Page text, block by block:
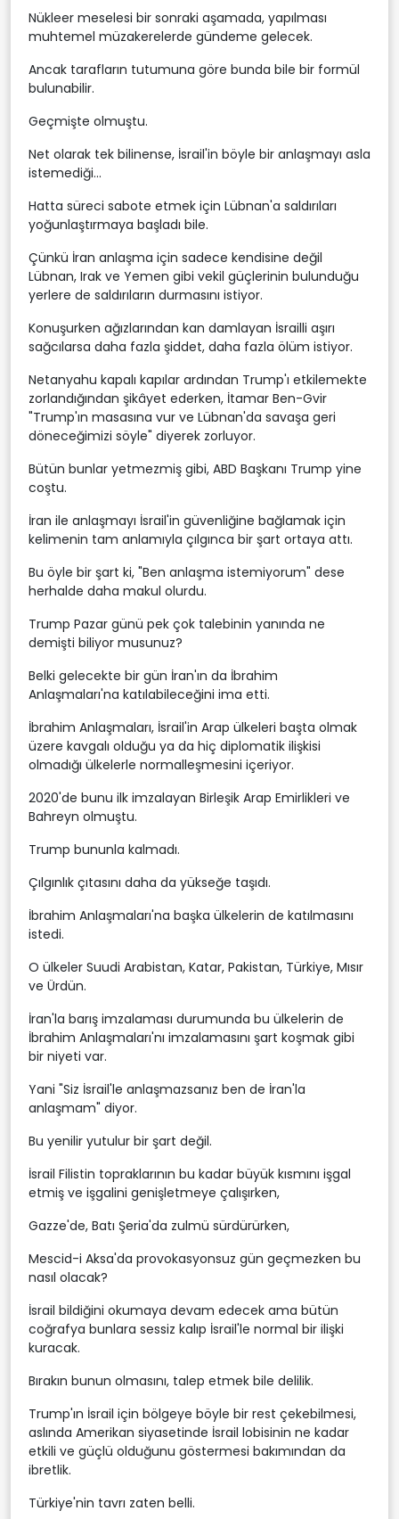
Nükleer meselesi bir sonraki aşamada, yapılması
muhtemel müzakerelerde gündeme gelecek.
Ancak tarafların tutumuna göre bunda bile bir formül
bulunabilir.
Geçmişte olmuştu.
Net olarak tek bilinense, İsrail'in böyle bir anlaşmayı asla
istemediği...
Hatta süreci sabote etmek için Lübnan'a saldırıları
yoğunlaştırmaya başladı bile.
Çünkü İran anlaşma için sadece kendisine değil
Lübnan, Irak ve Yemen gibi vekil güçlerinin bulunduğu
yerlere de saldırıların durmasını istiyor.
Konuşurken ağızlarından kan damlayan İsrailli aşırı
sağcılarsa daha fazla şiddet, daha fazla ölüm istiyor.
Netanyahu kapalı kapılar ardından Trump'ı etkilemekte
zorlandığından şikâyet ederken, İtamar Ben-Gvir
"Trump'ın masasına vur ve Lübnan'da savaşa geri
döneceğimizi söyle" diyerek zorluyor.
Bütün bunlar yetmezmiş gibi, ABD Başkanı Trump yine
coştu.
İran ile anlaşmayı İsrail'in güvenliğine bağlamak için
kelimenin tam anlamıyla çılgınca bir şart ortaya attı.
Bu öyle bir şart ki, "Ben anlaşma istemiyorum" dese
herhalde daha makul olurdu.
Trump Pazar günü pek çok talebinin yanında ne
demişti biliyor musunuz?
Belki gelecekte bir gün İran'ın da İbrahim
Anlaşmaları'na katılabileceğini ima etti.
İbrahim Anlaşmaları, İsrail'in Arap ülkeleri başta olmak
üzere kavgalı olduğu ya da hiç diplomatik ilişkisi
olmadığı ülkelerle normalleşmesini içeriyor.
2020'de bunu ilk imzalayan Birleşik Arap Emirlikleri ve
Bahreyn olmuştu.
Trump bununla kalmadı.
Çılgınlık çıtasını daha da yükseğe taşıdı.
İbrahim Anlaşmaları'na başka ülkelerin de katılmasını
istedi.
O ülkeler Suudi Arabistan, Katar, Pakistan, Türkiye, Mısır
ve Ürdün.
İran'la barış imzalaması durumunda bu ülkelerin de
İbrahim Anlaşmaları'nı imzalamasını şart koşmak gibi
bir niyeti var.
Yani "Siz İsrail'le anlaşmazsanız ben de İran'la
anlaşmam" diyor.
Bu yenilir yutulur bir şart değil.
İsrail Filistin topraklarının bu kadar büyük kısmını işgal
etmiş ve işgalini genişletmeye çalışırken,
Gazze'de, Batı Şeria'da zulmü sürdürürken,
Mescid-i Aksa'da provokasyonsuz gün geçmezken bu
nasıl olacak?
İsrail bildiğini okumaya devam edecek ama bütün
coğrafya bunlara sessiz kalıp İsrail'le normal bir ilişki
kuracak.
Bırakın bunun olmasını, talep etmek bile delilik.
Trump'ın İsrail için bölgeye böyle bir rest çekebilmesi,
aslında Amerikan siyasetinde İsrail lobisinin ne kadar
etkili ve güçlü olduğunu göstermesi bakımından da
ibretlik.
Türkiye'nin tavrı zaten belli.